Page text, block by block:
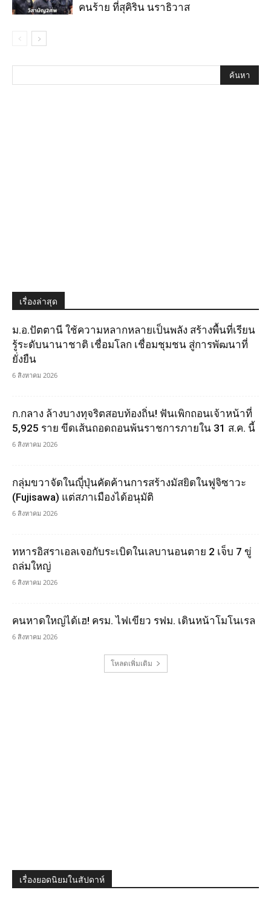
คนร้าย ที่สุคิริน นราธิวาส
เรื่องล่าสุด
ม.อ.ปัตตานี ใช้ความหลากหลายเป็นพลัง สร้างพื้นที่เรียน
รู้ระดับนานาชาติ เชื่อมโลก เชื่อมชุมชน สู่การพัฒนาที่
ยั่งยืน
6 สิงหาคม 2026
ก.กลาง ล้างบางทุจริตสอบท้องถิ่น! ฟันเพิกถอนเจ้าหน้าที่
5,925 ราย ขีดเส้นถอดถอนพ้นราชการภายใน 31 ส.ค. นี้
6 สิงหาคม 2026
กลุ่มขวาจัดในญุี่ปุ่นคัดค้านการสร้างมัสยิดในฟูจิซาวะ
(Fujisawa) แต่สภาเมืองได้อนุมัติ
6 สิงหาคม 2026
ทหารอิสราเอลเจอกับระเบิดในเลบานอนตาย 2 เจ็บ 7 ขู่
ถล่มใหญ่
6 สิงหาคม 2026
คนหาดใหญ่ได้เฮ! ครม. ไฟเขียว รฟม. เดินหน้าโมโนเรล
6 สิงหาคม 2026
โหลดเพิ่มเติม
เรื่องยอดนิยมในสัปดาห์